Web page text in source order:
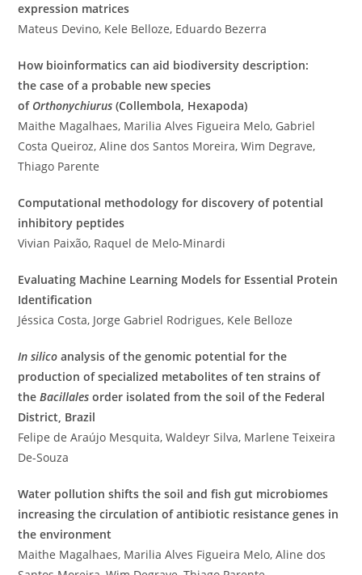
expression matrices
Mateus Devino, Kele Belloze, Eduardo Bezerra
How bioinformatics can aid biodiversity description:
the case of a probable new species
of Orthonychiurus (Collembola, Hexapoda)
Maithe Magalhaes, Marilia Alves Figueira Melo, Gabriel
Costa Queiroz, Aline dos Santos Moreira, Wim Degrave,
Thiago Parente
Computational methodology for discovery of potential
inhibitory peptides
Vivian Paixão, Raquel de Melo-Minardi
Evaluating Machine Learning Models for Essential Protein
Identification
Jéssica Costa, Jorge Gabriel Rodrigues, Kele Belloze
In silico analysis of the genomic potential for the
production of specialized metabolites of ten strains of
theBacillales order isolated from the soil of the Federal
District, Brazil
Felipe de Araújo Mesquita, Waldeyr Silva, Marlene Teixeira
De-Souza
Water pollution shifts the soil and fish gut microbiomes
increasing the circulation of antibiotic resistance genes in
the environment
Maithe Magalhaes, Marilia Alves Figueira Melo, Aline dos